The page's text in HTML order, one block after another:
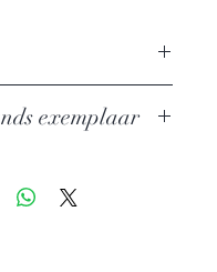
Pockets
exemplaar